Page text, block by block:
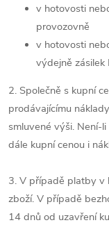
v hotovosti
provozovně
v hotovosti
výdejně zásilek
2. Společně s kupní
prodávajícímu
smluvené výši. Není-
dále kupní cenou i
3. V případě platby v
zboží. V případě
14 dnů od uzavření